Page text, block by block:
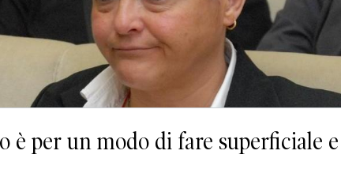
è per un modo di fare superficiale e